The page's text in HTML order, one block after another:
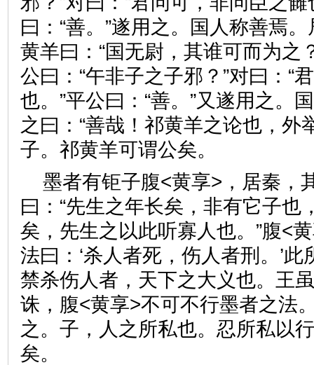
曰：“善。”遂用之。国人称善焉
黄羊曰：“国无尉，其谁可而为之
公曰：“午非子之子邪？”对曰：“
也。”平公曰：“善。”又遂用之。
之曰：“善哉！祁黄羊之论也，外
子。祁黄羊可谓公矣。
墨者有钜子腹<黄享>，居秦，
曰：“先生之年长矣，非有它子也
矣，先生之以此听寡人也。”腹<
法曰：‘杀人者死，伤人者刑。’
禁杀伤人者，天下之大义也。王
诛，腹<黄享>不可不行墨者之法
之。子，人之所私也。忍所私以
矣。